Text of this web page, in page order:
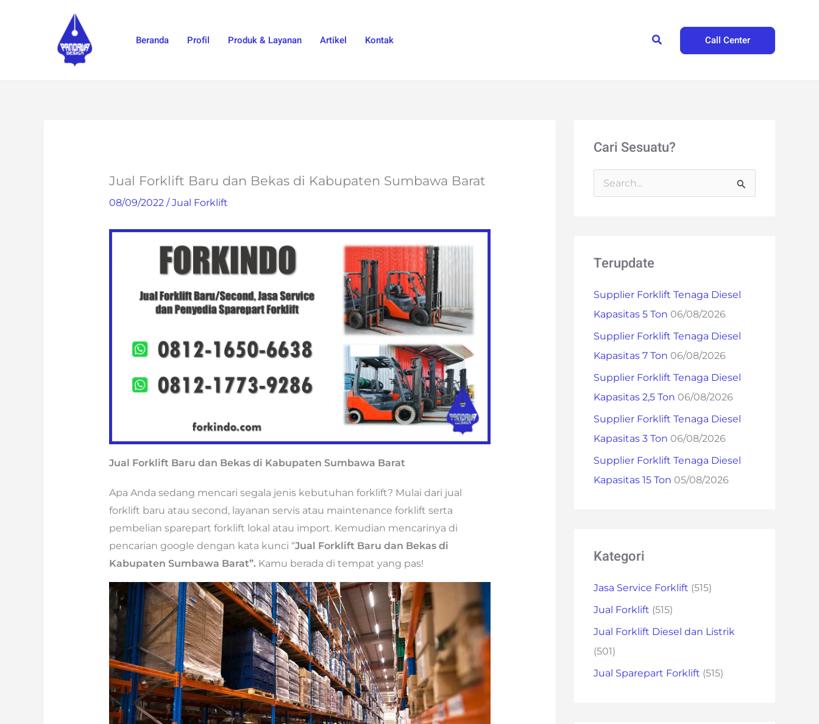
Beranda Profil Produk & Layanan Artikel Kontak Search Call Center
Jual Forklift Baru dan Bekas di Kabupaten Sumbawa Barat
08/09/2022 /Jual Forklift
Jual Forklift Baru dan Bekas di Kabupaten Sumbawa Barat
Apa Anda sedang mencari segala jenis kebutuhan forklift? Mulai dari jual
forklift baru atau second, layanan servis atau maintenance forklift serta
pembelian sparepart forklift lokal atau import. Kemudian mencarinya di
pencarian google dengan kata kunci “Jual Forklift Baru dan Bekas di
Kabupaten Sumbawa Barat”. Kamu berada di tempat yang pas!
Cari Sesuatu?
r
:
Terupdate
Supplier Forklift Tenaga Diesel
Kapasitas 5 Ton 06/08/2026
Supplier Forklift Tenaga Diesel
Kapasitas 7 Ton 06/08/2026
Supplier Forklift Tenaga Diesel
Kapasitas 2,5 Ton 06/08/2026
Supplier Forklift Tenaga Diesel
Kapasitas 3 Ton 06/08/2026
Supplier Forklift Tenaga Diesel
Kapasitas 15 Ton 05/08/2026
Kategori
Jasa Service Forklift (515)
Jual Forklift (515)
Jual Forklift Diesel dan Listrik
(501)
Jual Sparepart Forklift (515)